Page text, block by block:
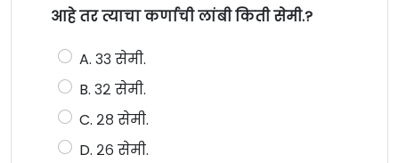
आहे तर त्याचा कर्णाची लांबी किती सेमी.?
A. ३३ सेमी.
B. ३२ सेमी.
C. २८ सेमी.
D. २६ सेमी.